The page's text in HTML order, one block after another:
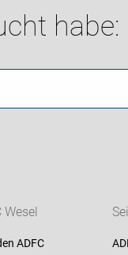
habe:
Wesel
ADFC